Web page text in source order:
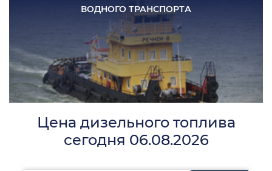
ВОДНОГО ТРАНСПОРТА
Цена дизельного топлива
сегодня 06.08.2026